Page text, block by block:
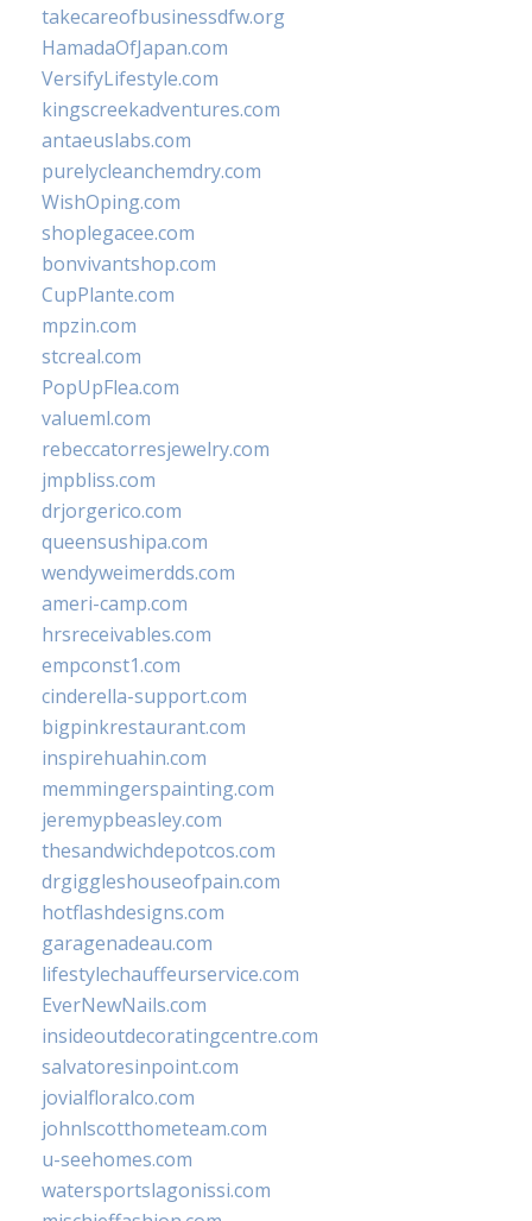
takecareofbusinessdfw.org
HamadaOfJapan.com
VersifyLifestyle.com
kingscreekadventures.com
antaeuslabs.com
purelycleanchemdry.com
WishOping.com
shoplegacee.com
bonvivantshop.com
CupPlante.com
mpzin.com
stcreal.com
PopUpFlea.com
valueml.com
rebeccatorresjewelry.com
jmpbliss.com
drjorgerico.com
queensushipa.com
wendyweimerdds.com
ameri-camp.com
hrsreceivables.com
empconst1.com
cinderella-support.com
bigpinkrestaurant.com
inspirehuahin.com
memmingerspainting.com
jeremypbeasley.com
thesandwichdepotcos.com
drgiggleshouseofpain.com
hotflashdesigns.com
garagenadeau.com
lifestylechauffeurservice.com
EverNewNails.com
insideoutdecoratingcentre.com
salvatoresinpoint.com
jovialfloralco.com
johnlscotthometeam.com
u-seehomes.com
watersportslagonissi.com